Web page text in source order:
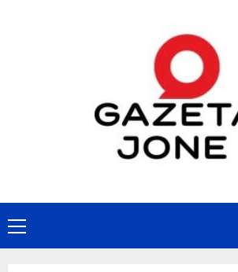
Primary
Menu